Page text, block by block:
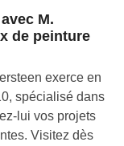
M.
de peinture
exerce en
spécialisé dans
lui vos projets
Visitez dès